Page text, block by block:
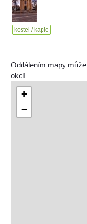
kostel / kaple
Oddálením mapy
okolí
+
−